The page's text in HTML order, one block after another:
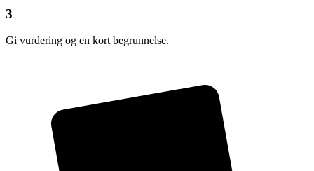
3
Gi vurdering og en kort begrunnelse.